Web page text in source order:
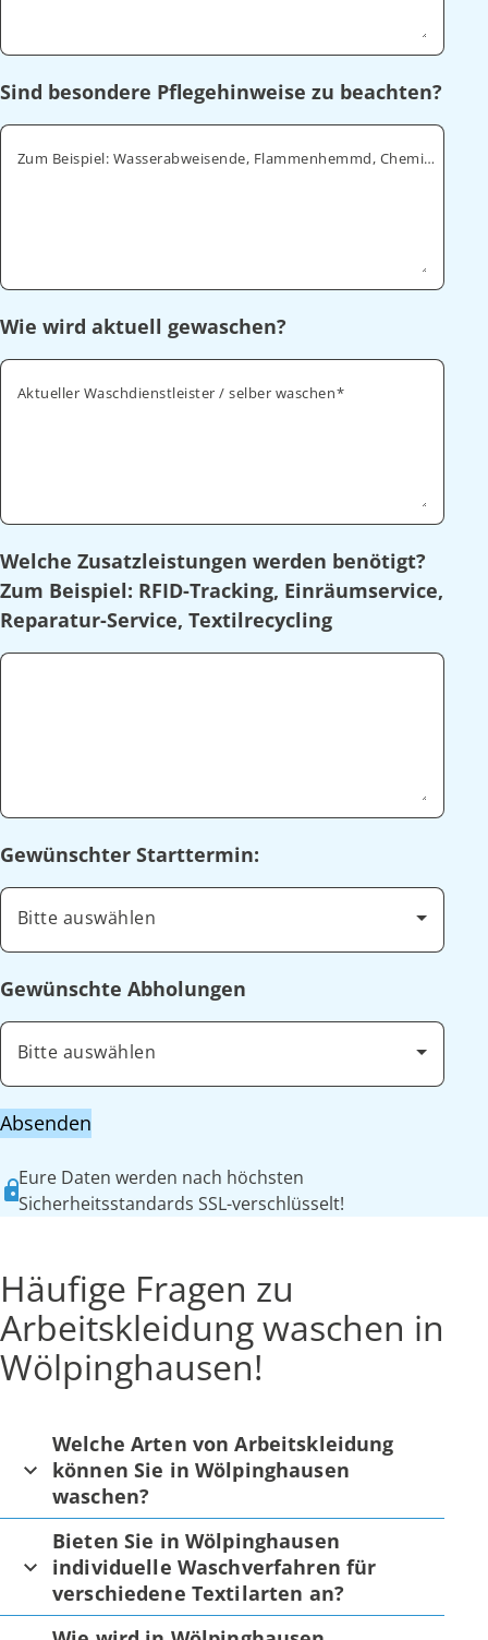
Sind besondere Pflegehinweise zu beachten?
Zum Beispiel: Wasserabweisende, Flammenhemmd, Chemikalienabweisende
Wie wird aktuell gewaschen?
Aktueller Waschdienstleister / selber waschen
Welche Zusatzleistungen werden benötigt?
Zum Beispiel: RFID-Tracking, Einräumservice,
Reparatur-Service, Textilrecycling
Gewünschter Starttermin:
Bitte auswählen
Gewünschte Abholungen
Bitte auswählen
Absenden
Eure Daten werden nach höchsten
Sicherheitsstandards SSL-verschlüsselt!
Häufige Fragen zu
Arbeitskleidung waschen in
Wölpinghausen!
Welche Arten von Arbeitskleidung
können Sie in Wölpinghausen
waschen?
Bieten Sie in Wölpinghausen
individuelle Waschverfahren für
verschiedene Textilarten an?